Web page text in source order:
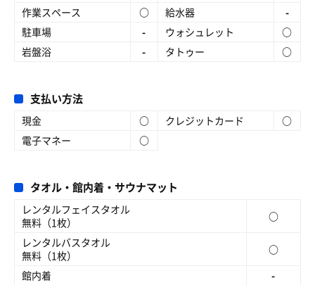
作業スペース
○ 給水器
-
駐車場
- ウォシュレット
○
岩盤浴
- タトゥー ○
支払い方法
現金 ○ クレジットカード
○
電子マネー
○
タオル・館内着・サウナマット
レンタルフェイスタオル
無料（1枚）
○
レンタルバスタオル
無料（1枚）
○
館内着
-